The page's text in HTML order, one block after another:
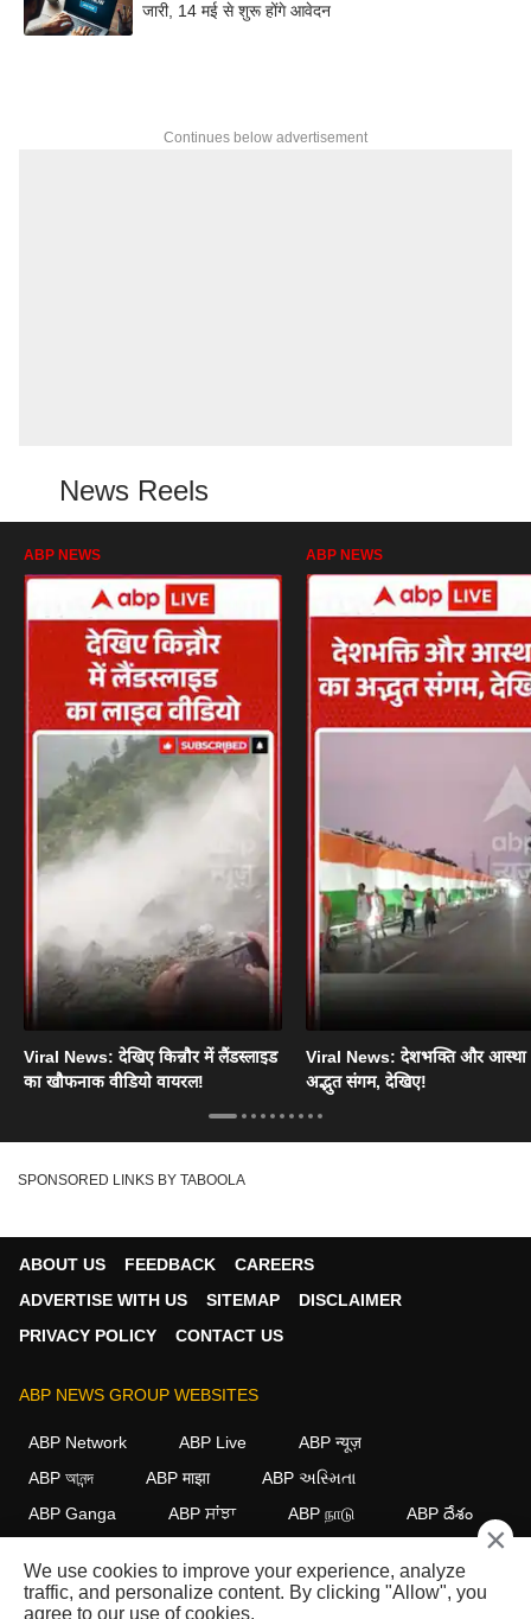
जारी, 14 मई से शुरू होंगे आवेदन
Continues below advertisement
News Reels
ABP NEWS
Viral News: देखिए किन्नौर में लैंडस्लाइड
का खौफनाक वीडियो वायरल!
ABP NEWS
Viral News: देशभक्ति और आस्था
अद्भुत संगम, देखिए!
SPONSORED LINKS BY TABOOLA
ABOUT US FEEDBACK
CAREERS
ADVERTISE WITH US
SITEMAP
DISCLAIMER
PRIVACY POLICY
CONTACT US
ABP NEWS GROUP WEBSITES
ABP Network ABP Live
ABP न्यूज़
ABP আনন্দ
ABP माझा
ABP અસ્મિતા
ABP Ganga
ABP ਸਾਂਝਾ ABP நாடு ABP దేశం
FOLLOW US
×
We use cookies to improve your experience, analyze
traffic, and personalize content. By clicking "Allow", you
agree to our use of cookies.